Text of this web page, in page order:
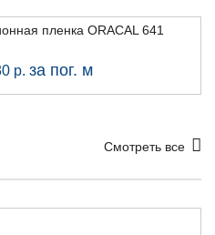
пленка ORACAL 641
р. за пог. м
Смотреть все